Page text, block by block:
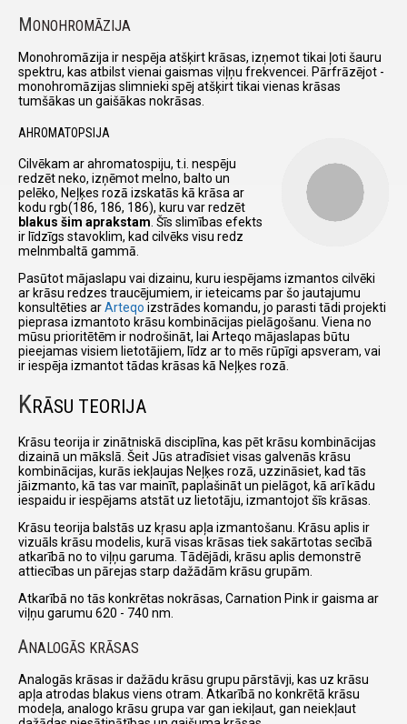
MONOHROMĀZIJA
Monohromāzija ir nespēja atšķirt krāsas, izņemot tikai ļoti šauru
spektru, kas atbilst vienai gaismas viļņu frekvencei. Pārfrāzējot -
monohromāzijas slimnieki spēj atšķirt tikai vienas krāsas
tumšākas un gaišākas nokrāsas.
AHROMATOPSIJA
Cilvēkam ar ahromatospiju, t.i. nespēju
redzēt neko, izņēmot melno, balto un
pelēko, Neļķes rozā izskatās kā krāsa ar
kodu rgb(186, 186, 186), kuru var redzēt
blakus šim aprakstam. Šīs slimības efekts
ir līdzīgs stavoklim, kad cilvēks visu redz
melnmbaltā gammā.
Pasūtot mājaslapu vai dizainu, kuru iespējams izmantos cilvēki
ar krāsu redzes traucējumiem, ir ieteicams par šo jautajumu
konsultēties arArteqo izstrādes komandu, jo parasti tādi projekti
pieprasa izmantoto krāsu kombinācijas pielāgošanu. Viena no
mūsu prioritētēm ir nodrošināt, lai Arteqo mājaslapas būtu
pieejamas visiem lietotājiem, līdz ar to mēs rūpīgi apsveram, vai
ir iespēja izmantot tādas krāsas kā Neļķes rozā.
KRĀSU TEORIJA
Krāsu teorija ir zinātniskā disciplīna, kas pēt krāsu kombinācijas
dizainā un mākslā. Šeit Jūs atradīsiet visas galvenās krāsu
kombinācijas, kurās iekļaujas Neļķes rozā, uzzināsiet, kad tās
jāizmanto, kā tas var mainīt, paplašināt un pielāgot, kā arī kādu
iespaidu ir iespējams atstāt uz lietotāju, izmantojot šīs krāsas.
Krāsu teorija balstās uz kŗasu apļa izmantošanu. Krāsu aplis ir
vizuāls krāsu modelis, kurā visas krāsas tiek sakārtotas secībā
atkarībā no to viļņu garuma. Tādējādi, krāsu aplis demonstrē
attiecības un pārejas starp dažādām krāsu grupām.
Atkarībā no tās konkrētas nokrāsas, Carnation Pink ir gaisma ar
viļņu garumu 620 - 740 nm.
ANALOGĀS KRĀSAS
Analogās krāsas ir dažādu krāsu grupu pārstāvji, kas uz krāsu
apļa atrodas blakus viens otram. Atkarībā no konkrētā krāsu
modeļa, analogo krāsu grupa var gan iekiļaut, gan neiekļaut